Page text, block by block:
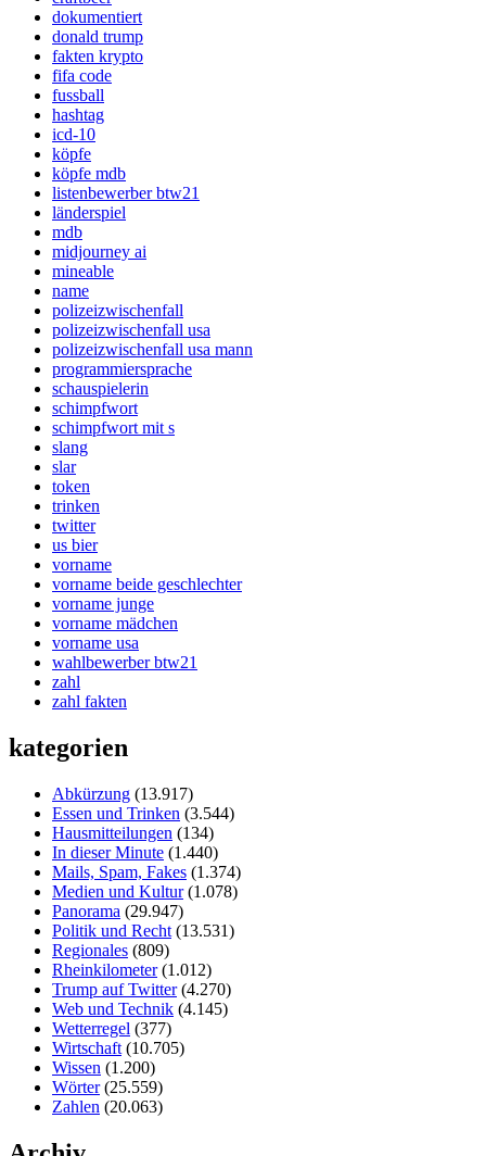
dokumentiert
donald trump
fakten krypto
fifa code
fussball
hashtag
icd-10
köpfe
köpfe mdb
listenbewerber btw21
länderspiel
mdb
midjourney ai
mineable
name
polizeizwischenfall
polizeizwischenfall usa
polizeizwischenfall usa mann
programmiersprache
schauspielerin
schimpfwort
schimpfwort mit s
slang
slar
token
trinken
twitter
us bier
vorname
vorname beide geschlechter
vorname junge
vorname mädchen
vorname usa
wahlbewerber btw21
zahl
zahl fakten
kategorien
Abkürzung (13.917)
Essen und Trinken (3.544)
Hausmitteilungen (134)
In dieser Minute (1.440)
Mails, Spam, Fakes (1.374)
Medien und Kultur(1.078)
Panorama (29.947)
Politik und Recht (13.531)
Regionales (809)
Rheinkilometer(1.012)
Trump auf Twitter(4.270)
Web und Technik (4.145)
Wetterregel (377)
Wirtschaft (10.705)
Wissen (1.200)
Wörter(25.559)
Zahlen (20.063)